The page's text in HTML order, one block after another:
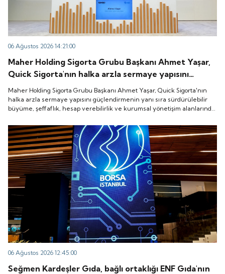
06 Ağustos 2026 14:21:00
Maher Holding Sigorta Grubu Başkanı Ahmet Yaşar,
Quick Sigorta'nın halka arzla sermaye yapısını
güçlendirmenin yanı sıra sürdürülebilir büyüme,
şeffaflık, hesap verebilirlik ve kurumsal yönetişim
alanlarında yeni bir döneme girdiğini belirtti.
Maher Holding Sigorta Grubu Başkanı Ahmet Yaşar, Quick Sigorta'nın
halka arzla sermaye yapısını güçlendirmenin yanı sıra sürdürülebilir
büyüme, şeffaflık, hesap verebilirlik ve kurumsal yönetişim alanlarında
06 Ağustos 2026 12:45:00
Seğmen Kardeşler Gıda, bağlı ortaklığı ENF Gıda'nın